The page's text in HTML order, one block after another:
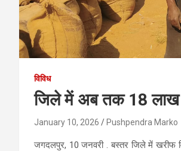
विविध
जिले में अब तक 18 लाख
January 10, 2026 Pushpendra Marko
​जगदलपुर, 10 जनवरी . ​बस्तर जिले में खरीफ